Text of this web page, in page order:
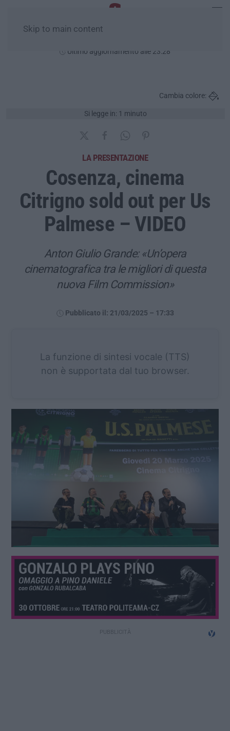
Skip to main content
Ultimo aggiornamento alle 23:28
Si legge in: 1 minuto
Cambia colore:
LA PRESENTAZIONE
Cosenza, cinema
Citrigno sold out per Us
Palmese – VIDEO
Anton Giulio Grande: «Un’opera
cinematografica tra le migliori di questa
nuova Film Commission»
Pubblicato il: 21/03/2025 – 17:33
La funzione di sintesi vocale (TTS)
non è supportata dal tuo browser.